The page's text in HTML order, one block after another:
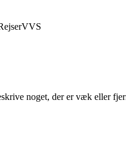
VVS
noget, der er væk eller